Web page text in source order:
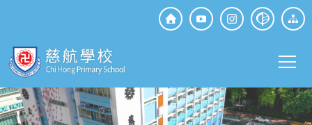
Top
Social